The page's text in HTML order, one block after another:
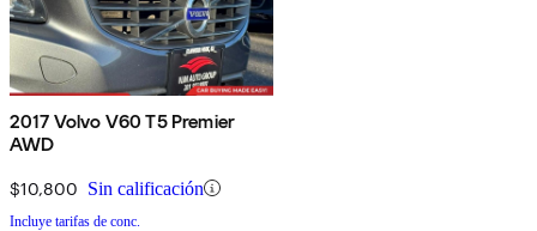
2017 Volvo V60 T5 Premier
AWD
$10,800 Sin calificación
Incluye tarifas de conc.